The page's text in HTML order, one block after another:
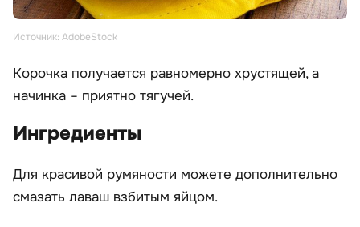
Источник: AdobeStock
Корочка получается равномерно хрустящей, а
начинка – приятно тягучей.
Ингредиенты
Для красивой румяности можете дополнительно
смазать лаваш взбитым яйцом.